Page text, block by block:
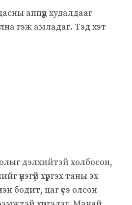
аппүүд худалдааг
гэж амладаг. Тэд хэт
дэлхийтэй холбосон,
үнэгүй хүргэх таны эх
бодит, цаг үеэ олсон